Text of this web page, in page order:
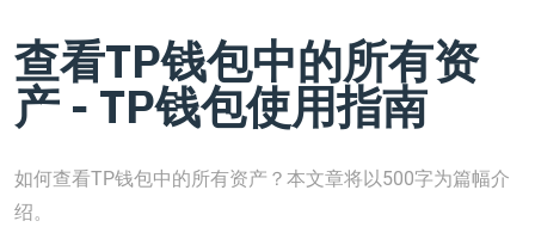
查看TP钱包中的所有资
产 - TP钱包使用指南
如何查看TP钱包中的所有资产？本文章将以500字为篇幅介
绍。